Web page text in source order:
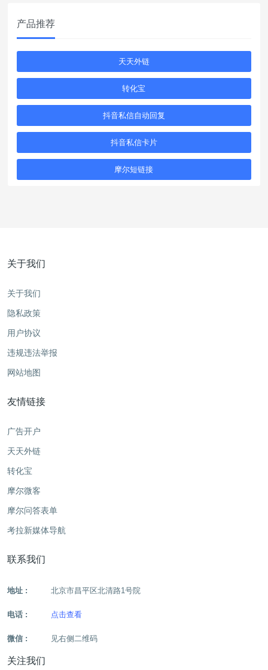
产品推荐
天天外链
转化宝
抖音私信自动回复
抖音私信卡片
摩尔短链接
关于我们
关于我们
隐私政策
用户协议
违规违法举报
网站地图
友情链接
广告开户
天天外链
转化宝
摩尔微客
摩尔问答表单
考拉新媒体导航
联系我们
地址 : 北京市昌平区北清路1号院
电话 : 点击查看
微信 : 见右侧二维码
关注我们